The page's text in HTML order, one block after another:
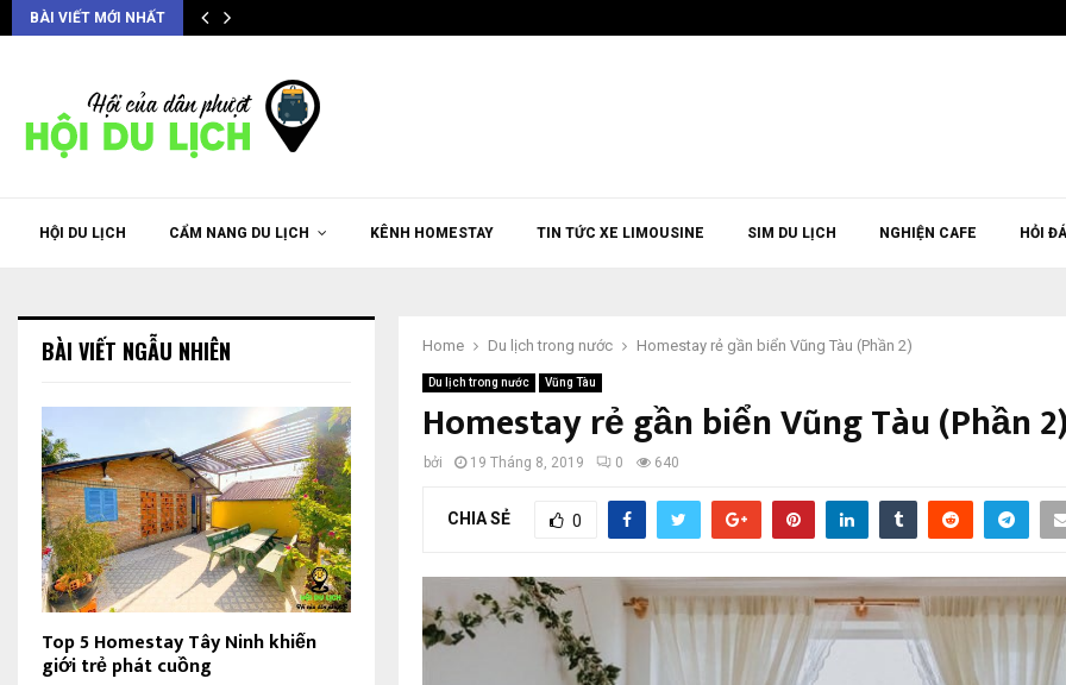
BÀI VIẾT MỚI NHẤT
HỘI DU LỊCH CẨM NANG DU LỊCH KÊNH HOMESTAY TIN TỨC XE LIMOUSINE SIM DU LỊCH NGHIỆN CAFE HỎI
Home Du lịch trong nước Homestay rẻ gần biển Vũng Tàu (Phần 2)
Du lịch trong nước Vũng Tàu
Homestay rẻ gần biển Vũng Tàu (Phần 2)
bởi 19 Tháng 8, 2019 0 640
CHIA SẺ 0
BÀI VIẾT NGẪU NHIÊN
Top 5 Homestay Tây Ninh khiến
giới trẻ phát cuồng